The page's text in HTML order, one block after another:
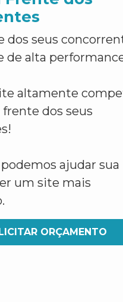
dos seus
de alta
altamente
frente dos seus
ajudar sua
um site mais
ORÇAMENTO